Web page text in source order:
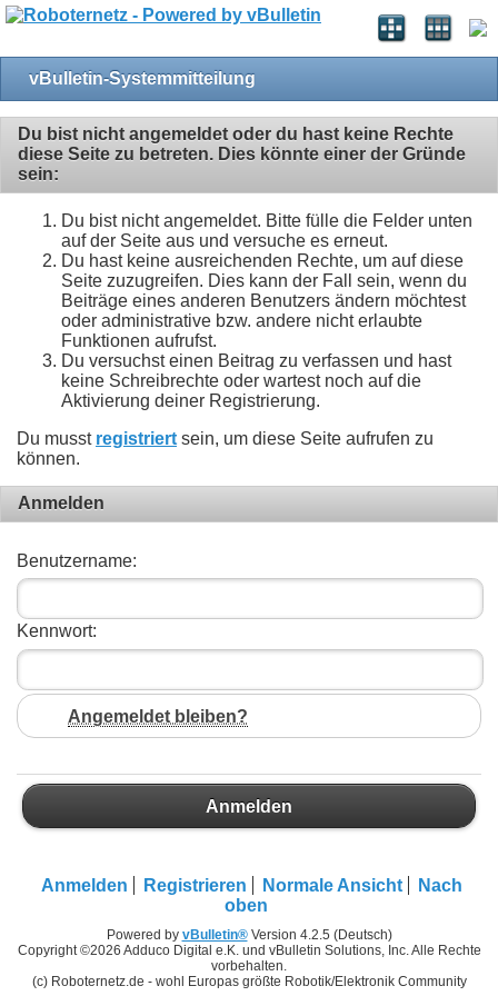
vBulletin-Systemmitteilung
Du bist nicht angemeldet oder du hast keine Rechte
diese Seite zu betreten. Dies könnte einer der Gründe
sein:
Du bist nicht angemeldet. Bitte fülle die Felder unten
auf der Seite aus und versuche es erneut.
Du hast keine ausreichenden Rechte, um auf diese
Seite zuzugreifen. Dies kann der Fall sein, wenn du
Beiträge eines anderen Benutzers ändern möchtest
oder administrative bzw. andere nicht erlaubte
Funktionen aufrufst.
Du versuchst einen Beitrag zu verfassen und hast
keine Schreibrechte oder wartest noch auf die
Aktivierung deiner Registrierung.
Du musst registriert sein, um diese Seite aufrufen zu
können.
Anmelden
Benutzername:
Kennwort:
Angemeldet bleiben?
Anmelden
Anmelden Registrieren Normale Ansicht
Nach
oben
Powered by vBulletin®Version 4.2.5 (Deutsch)
Copyright ©2026 Adduco Digital e.K. und vBulletin Solutions, Inc. Alle Rechte
vorbehalten.
(c) Roboternetz.de - wohl Europas größte Robotik/Elektronik Community